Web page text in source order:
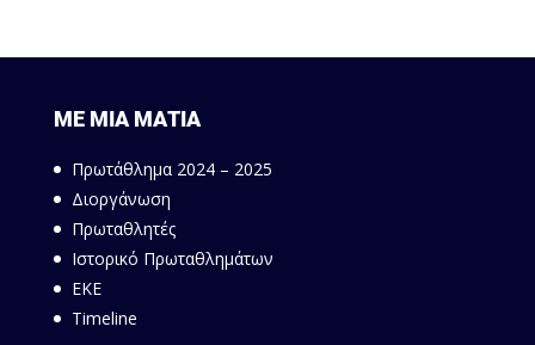
ΜΕ ΜΙΑ ΜΑΤΙΑ
Πρωτάθλημα 2024 – 2025
Διοργάνωση
Πρωταθλητές
Ιστορικό Πρωταθλημάτων
ΕΚΕ
Timeline